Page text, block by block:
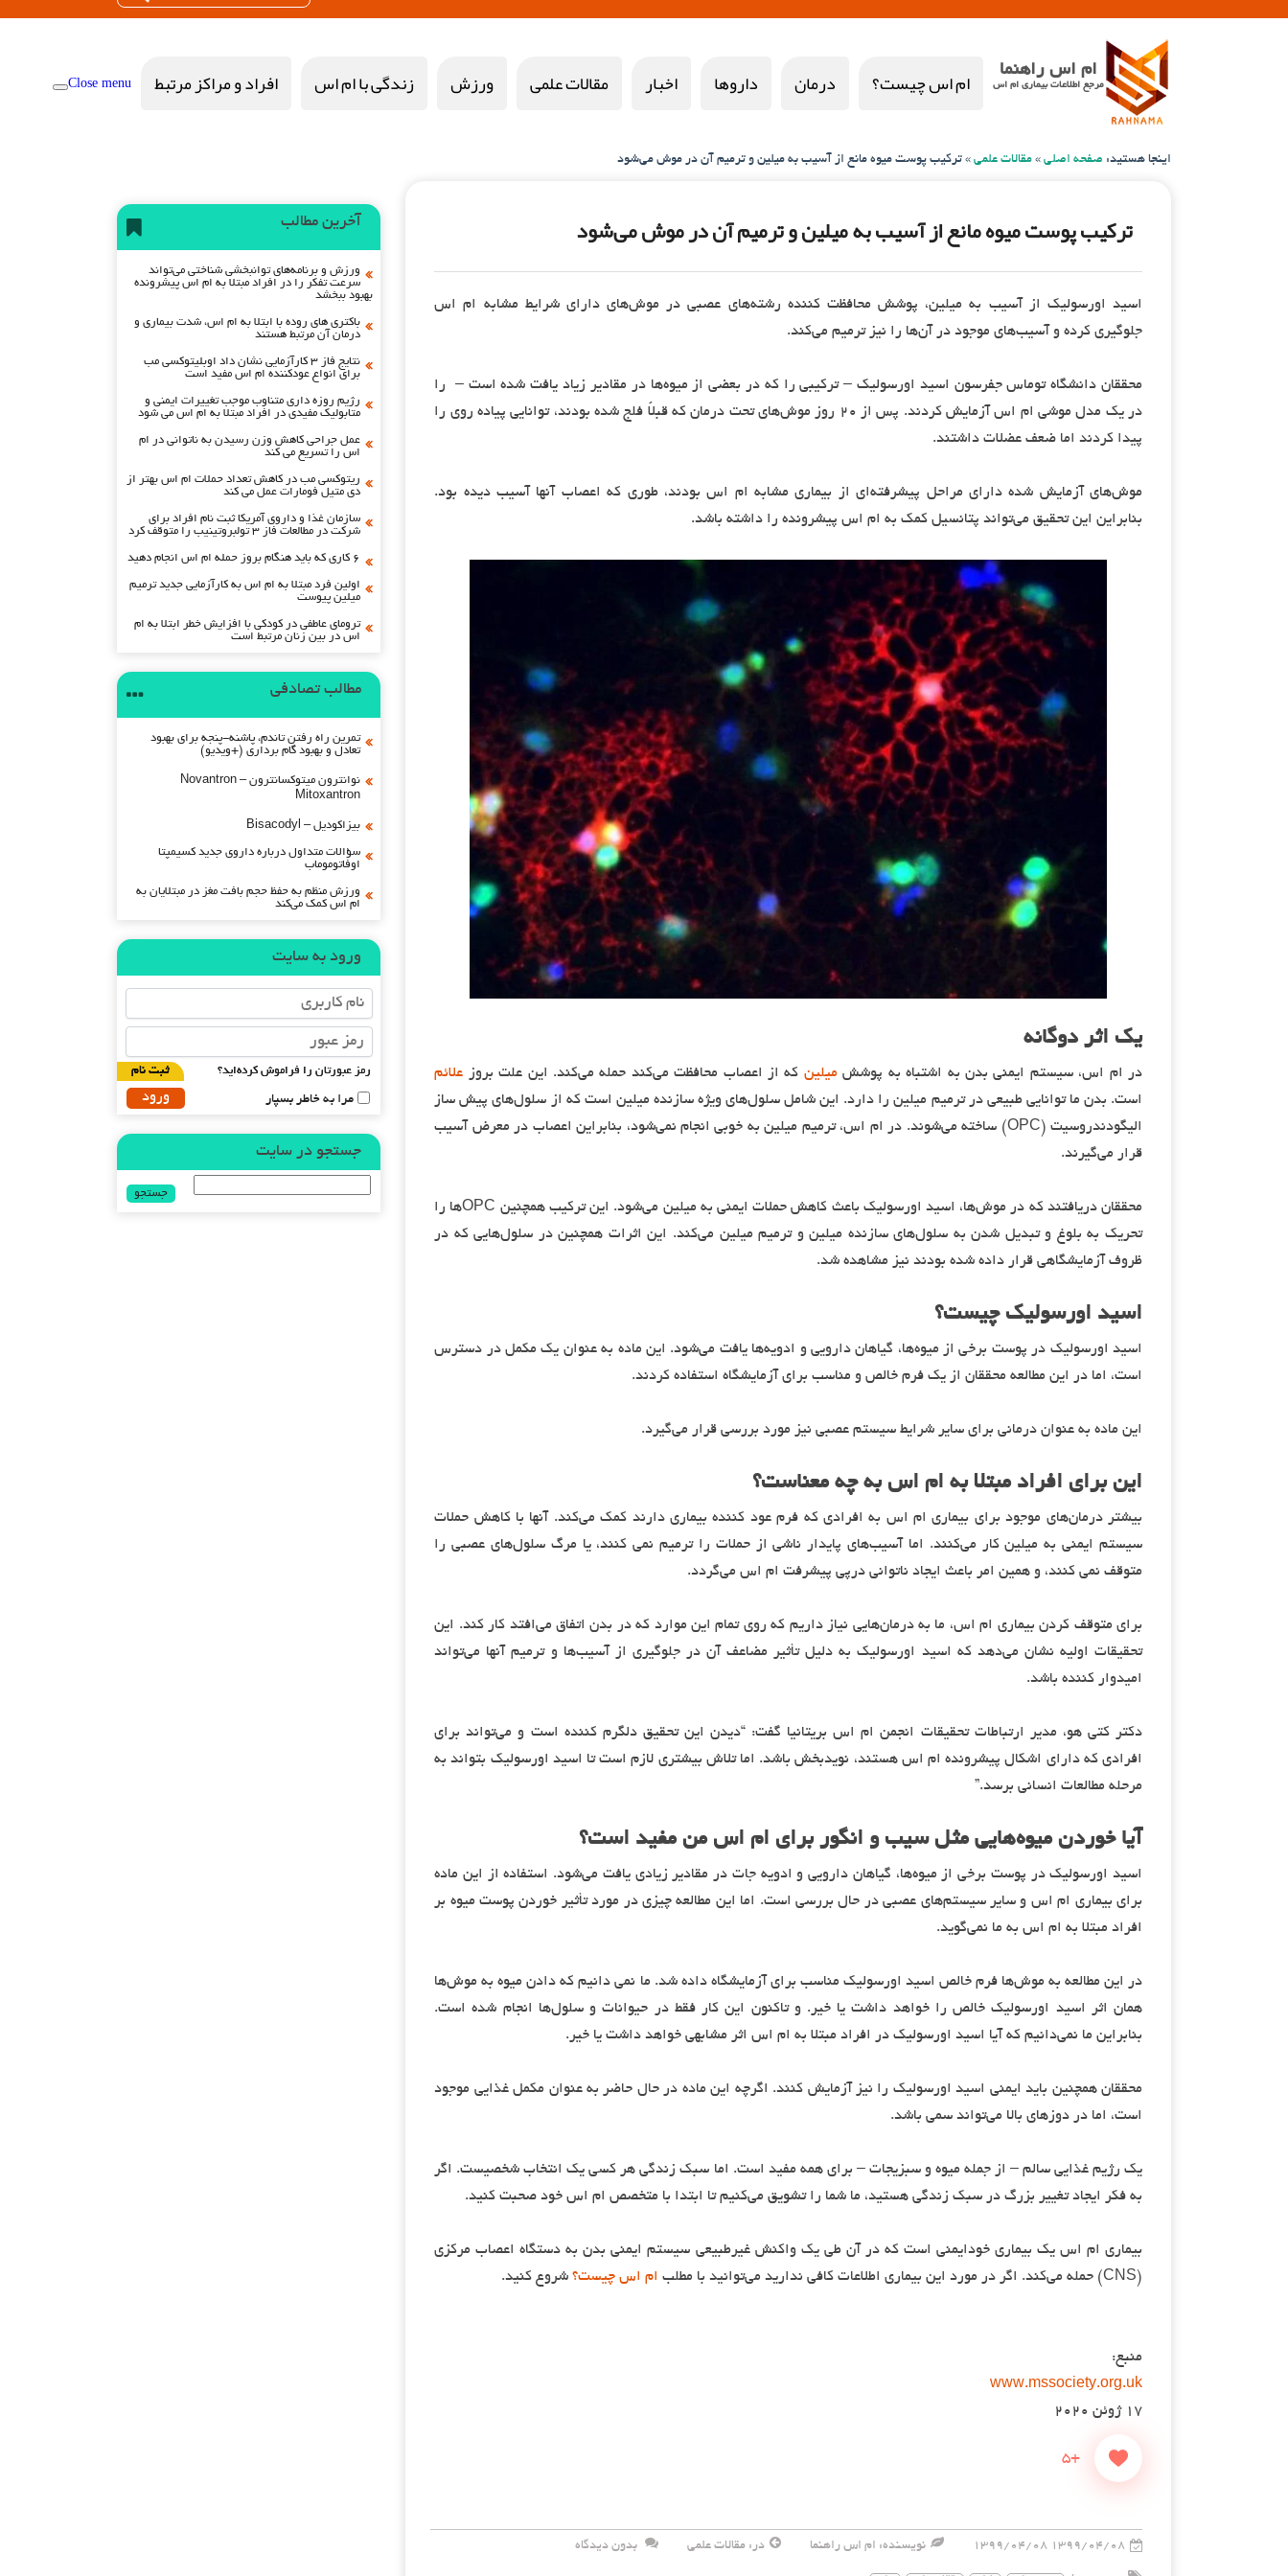
ام اس راهنما
مرجع اطلاعات بیماری ام اس ام اس چیست؟ درمان داروها اخبار مقالات علمی ورزش زندگی با ام اس افراد و مراکز مرتبط
اینجا هستید: صفحه اصلی » مقالات علمی » ترکیب پوست میوه مانع از آسیب به میلین و ترمیم آن در موش می‌شود
ترکیب پوست میوه مانع از آسیب به میلین و ترمیم آن در موش می‌شود
اسید اورسولیک از آسیب به میلین، پوشش محافظت کننده رشته‌های عصبی در موش‌های دارای شرایط مشابه ام اس
جلوگیری کرده و آسیب‌های موجود در آن‌ها را نیز ترمیم می‌کند.
محققان دانشگاه توماس جفرسون اسید اورسولیک – ترکیبی را که در بعضی از میوه‌ها در مقادیر زیاد یافت شده است – را
در یک مدل موشی ام اس آزمایش کردند. پس از ۲۰ روز موش‌های تحت درمان که قبلاً فلج شده بودند، توانایی پیاده روی را
پیدا کردند اما ضعف عضلات داشتند.
موش‌های آزمایش شده دارای مراحل پیشرفته‌ای از بیماری مشابه ام اس بودند، طوری که اعصاب آنها آسیب دیده بود.
بنابراین این تحقیق می‌تواند پتانسیل کمک به ام اس پیشرونده را داشته باشد.
یک اثر دوگانه
در ام اس، سیستم ایمنی بدن به اشتباه به پوشش میلین که از اعصاب محافظت می‌کند حمله می‌کند. این علت بروز علائم
است. بدن ما توانایی طبیعی در ترمیم میلین را دارد. این شامل سلول‌های ویژه سازنده میلین است که از سلول‌های پیش ساز
الیگودندروسیت (OPC) ساخته می‌شوند. در ام اس، ترمیم میلین به خوبی انجام نمی‌شود، بنابراین اعصاب در معرض آسیب
قرار می‌گیرند.
محققان دریافتند که در موش‌ها، اسید اورسولیک باعث کاهش حملات ایمنی به میلین می‌شود. این ترکیب همچنین OPC‌ها را
تحریک به بلوغ و تبدیل شدن به سلول‌های سازنده میلین و ترمیم میلین می‌کند. این اثرات همچنین در سلول‌هایی که در
ظروف آزمایشگاهی قرار داده شده بودند نیز مشاهده شد.
اسید اورسولیک چیست؟
اسید اورسولیک در پوست برخی از میوه‌ها، گیاهان دارویی و ادویه‌ها یافت می‌شود. این ماده به عنوان یک مکمل در دسترس
است، اما در این مطالعه محققان از یک فرم خالص و مناسب برای آزمایشگاه استفاده کردند.
این ماده به عنوان درمانی برای سایر شرایط سیستم عصبی نیز مورد بررسی قرار می‌گیرد.
این برای افراد مبتلا به ام اس به چه معناست؟
بیشتر درمان‌های موجود برای بیماری ام اس به افرادی که فرم عود کننده بیماری دارند کمک می‌کند. آنها با کاهش حملات
سیستم ایمنی به میلین کار می‌کنند. اما آسیب‌های پایدار ناشی از حملات را ترمیم نمی کنند، یا مرگ سلول‌های عصبی را
متوقف نمی کنند، و همین امر باعث ایجاد ناتوانی درپی پیشرفت ام اس می‌گردد.
برای متوقف کردن بیماری ام اس، ما به درمان‌هایی نیاز داریم که روی تمام این موارد که در بدن اتفاق می‌افتد کار کند. این
تحقیقات اولیه نشان می‌دهد که اسید اورسولیک به دلیل تأثیر مضاعف آن در جلوگیری از آسیب‌ها و ترمیم آنها می‌تواند
امیدوار کننده باشد.
دکتر کتی هو، مدیر ارتباطات تحقیقات انجمن ام اس بریتانیا گفت: “دیدن این تحقیق دلگرم کننده است و می‌تواند برای
افرادی که دارای اشکال پیشرونده ام اس هستند، نویدبخش باشد. اما تلاش بیشتری لازم است تا اسید اورسولیک بتواند به
مرحله مطالعات انسانی برسد.”
آیا خوردن میوه‌هایی مثل سیب و انگور برای ام اس من مفید است؟
اسید اورسولیک در پوست برخی از میوه‌ها، گیاهان دارویی و ادویه جات در مقادیر زیادی یافت می‌شود. استفاده از این ماده
برای بیماری ام اس و سایر سیستم‌های عصبی در حال بررسی است. اما این مطالعه چیزی در مورد تأثیر خوردن پوست میوه بر
افراد مبتلا به ام اس به ما نمی‌گوید.
در این مطالعه به موش‌ها فرم خالص اسید اورسولیک مناسب برای آزمایشگاه داده شد. ما نمی دانیم که دادن میوه به موش‌ها
همان اثر اسید اورسولیک خالص را خواهد داشت یا خیر. و تاکنون این کار فقط در حیوانات و سلول‌ها انجام شده است.
بنابراین ما نمی‌دانیم که آیا اسید اورسولیک در افراد مبتلا به ام اس اثر مشابهی خواهد داشت یا خیر.
محققان همچنین باید ایمنی اسید اورسولیک را نیز آزمایش کنند. اگرچه این ماده در حال حاضر به عنوان مکمل غذایی موجود
است، اما در دوزهای بالا می‌تواند سمی باشد.
یک رژیم غذایی سالم – از جمله میوه و سبزیجات – برای همه مفید است. اما سبک زندگی هر کسی یک انتخاب شخصیست. اگر
به فکر ایجاد تغییر بزرگ در سبک زندگی هستید، ما شما را تشویق می‌کنیم تا ابتدا با متخصص ام اس خود صحبت کنید.
بیماری ام اس یک بیماری خودایمنی است که در آن طی یک واکنش غیرطبیعی سیستم ایمنی بدن به دستگاه اعصاب مرکزی
(CNS) حمله می‌کند. اگر در مورد این بیماری اطلاعات کافی ندارید می‌توانید با مطلب
ام اس چیست؟ شروع کنید.
منبع:
www.mssociety.org.uk
۱۷ ژوئن ۲۰۲۰
+5
۱۳۹۹/۰۴/۰۸ ۱۳۹۹/۰۴/۰۸ نویسنده: ام اس راهنما در: مقالات علمی بدون دیدگاه
آخرین مطالب
ورزش و برنامه‌های توانبخشی شناختی می‌تواند
سرعت تفکر را در افراد مبتلا به ام اس پیشرونده
بهبود ببخشد
باکتری های روده با ابتلا به ام اس، شدت بیماری و
درمان آن مرتبط هستند
نتایج فاز ۳ کارآزمایی نشان داد اوبلیتوکسی مب
برای انواع عودکننده ام اس مفید است
رژیم روزه داری متناوب موجب تغییرات ایمنی و
متابولیک مفیدی در افراد مبتلا به ام اس می شود
عمل جراحی کاهش وزن رسیدن به ناتوانی در ام
اس را تسریع می کند
ریتوکسی مب در کاهش تعداد حملات ام اس بهتر از
دی متیل فومارات عمل می کند
سازمان غذا و داروی آمریکا ثبت نام افراد برای
شرکت در مطالعات فاز ۳ تولبروتینیب را متوقف کرد
۶ کاری که باید هنگام بروز حمله ام اس انجام دهید
اولین فرد مبتلا به ام اس به کارآزمایی جدید ترمیم
میلین پیوست
ترومای عاطفی در کودکی با افزایش خطر ابتلا به ام
اس در بین زنان مرتبط است
مطالب تصادفی
تمرین راه رفتن تاندم، پاشنه-پنجه برای بهبود
تعادل و بهبود گام برداری (+ویدیو)
نوانترون میتوکسانترون – Novantron
Mitoxantron
بیزاکودیل – Bisacodyl
سؤالات متداول درباره داروی جدید کسیمپتا
اوفاتوموماب
ورزش منظم به حفظ حجم بافت مغز در مبتلایان به
ام اس کمک می‌کند
ورود به سایت
مرا به خاطر بسپار
رمز عبورتان را فراموش کرده‌اید؟ ثبت نام
جستجو در سایت
برای:
Close menu